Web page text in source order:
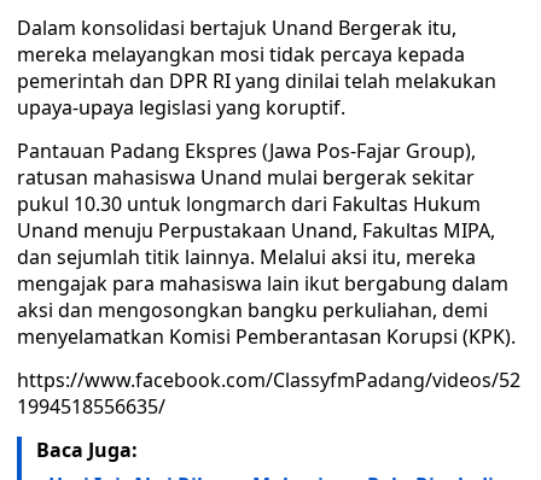
Dalam konsolidasi bertajuk Unand Bergerak itu,
mereka melayangkan mosi tidak percaya kepada
pemerintah dan DPR RI yang dinilai telah melakukan
upaya-upaya legislasi yang koruptif.
Pantauan Padang Ekspres (Jawa Pos-Fajar Group),
ratusan mahasiswa Unand mulai bergerak sekitar
pukul 10.30 untuk longmarch dari Fakultas Hukum
Unand menuju Perpustakaan Unand, Fakultas MIPA,
dan sejumlah titik lainnya. Melalui aksi itu, mereka
mengajak para mahasiswa lain ikut bergabung dalam
aksi dan mengosongkan bangku perkuliahan, demi
menyelamatkan Komisi Pemberantasan Korupsi (KPK).
https://www.facebook.com/ClassyfmPadang/videos/52
1994518556635/
Baca Juga: